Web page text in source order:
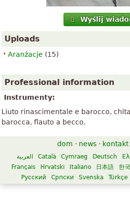
Wyślij
Uploads
Aranżacje (15)
Professional information
Instrumenty:
Liuto rinascimentale e barocco,
barocca, flauto a becco.
dom · news · kontakt
العربية Català Cymraeg Deutsch
Français
Hrvatski Italiano 日本語 한
Русский
Српски Svenska Türkçe